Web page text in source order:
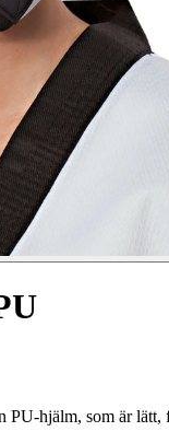
hjälm, som är